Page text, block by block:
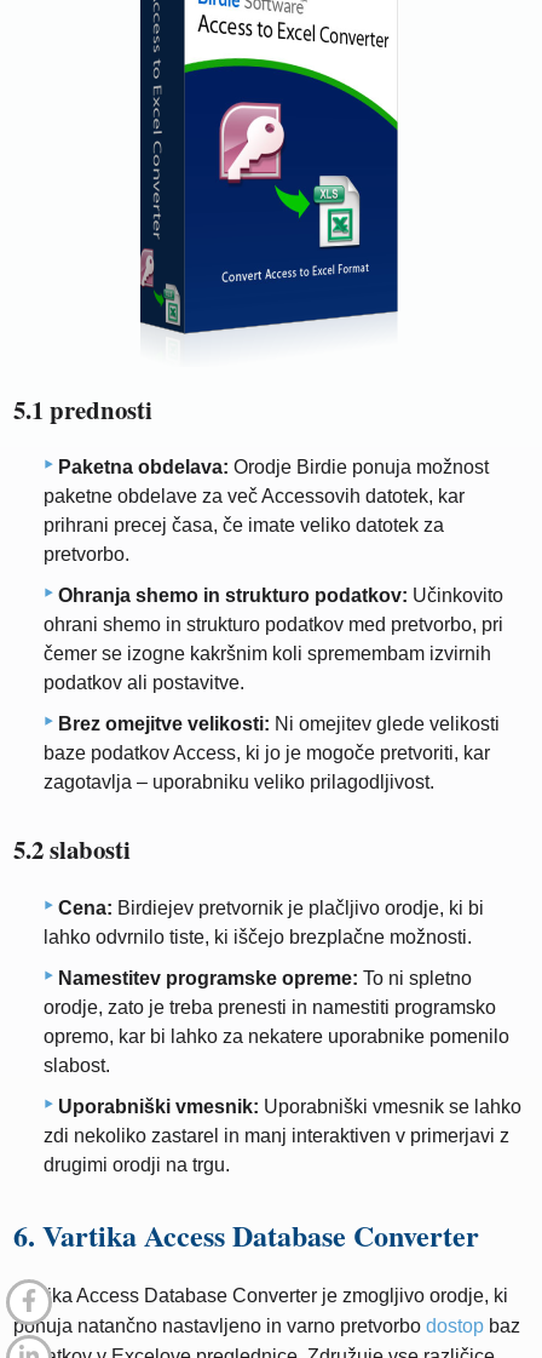
5.1 prednosti
Paketna obdelava: Orodje Birdie ponuja možnost
paketne obdelave za več Accessovih datotek, kar
prihrani precej časa, če imate veliko datotek za
pretvorbo.
Ohranja shemo in strukturo podatkov: Učinkovito
ohrani shemo in strukturo podatkov med pretvorbo, pri
čemer se izogne ​​kakršnim koli spremembam izvirnih
podatkov ali postavitve.
Brez omejitve velikosti: Ni omejitev glede velikosti
baze podatkov Access, ki jo je mogoče pretvoriti, kar
zagotavlja – uporabniku veliko prilagodljivost.
5.2 slabosti
Cena: Birdiejev pretvornik je plačljivo orodje, ki bi
lahko odvrnilo tiste, ki iščejo brezplačne možnosti.
Namestitev programske opreme: To ni spletno
orodje, zato je treba prenesti in namestiti programsko
opremo, kar bi lahko za nekatere uporabnike pomenilo
slabost.
Uporabniški vmesnik: Uporabniški vmesnik se lahko
zdi nekoliko zastarel in manj interaktiven v primerjavi z
drugimi orodji na trgu.
6. Vartika Access Database Converter
Vartika Access Database Converter je zmogljivo orodje, ki
ponuja natančno nastavljeno in varno pretvorbodostop baz